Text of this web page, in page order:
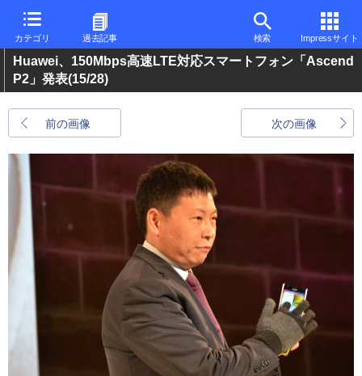
カテゴリ 過去記事 検索 Impressサイト
Huawei、150Mbps高速LTE対応スマートフォン「Ascend
P2」発表(15/28)
前の画像 次の画像